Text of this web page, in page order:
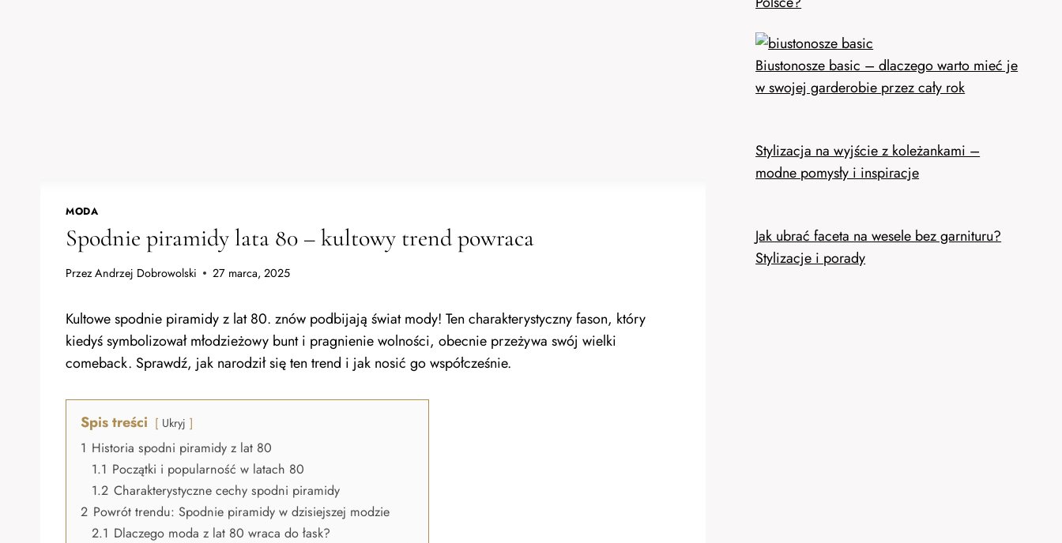
MODA
Spodnie piramidy lata 80 – kultowy trend powraca
PrzezAndrzej Dobrowolski 27 marca, 2025
Kultowe spodnie piramidy z lat 80. znów podbijają świat mody! Ten charakterystyczny fason, który
kiedyś symbolizował młodzieżowy bunt i pragnienie wolności, obecnie przeżywa swój wielki
comeback. Sprawdź, jak narodził się ten trend i jak nosić go współcześnie.
Spis treści Ukryj
1 Historia spodni piramidy z lat 80
1.1 Początki i popularność w latach 80
1.2 Charakterystyczne cechy spodni piramidy
2 Powrót trendu: Spodnie piramidy w dzisiejszej modzie
2.1 Dlaczego moda z lat 80 wraca do łask?
Biustonosze basic – dlaczego warto mieć je
w swojej garderobie przez cały rok
Stylizacja na wyjście z koleżankami –
modne pomysły i inspiracje
Jak ubrać faceta na wesele bez garnituru?
Stylizacje i porady